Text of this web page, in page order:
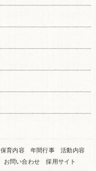
保育内容 年間行事
活動内容
お問い合わせ 採用サイト